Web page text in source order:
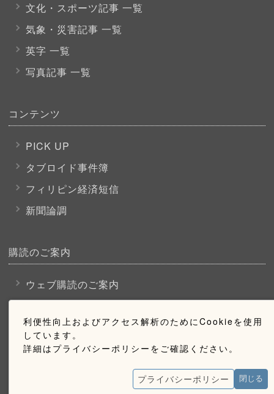
利便性向上およびアクセス解析のためにCookieを使用
しています。
詳細はプライバシーポリシーをご確認ください。
プライバシーポリシー 閉じる
文化・スポーツ記事 一覧
気象・災害記事 一覧
英字 一覧
写真記事 一覧
コンテンツ
PICK UP
タブロイド事件簿
フィリピン経済短信
新聞論調
購読のご案内
ウェブ購読のご案内
お問い合わせ